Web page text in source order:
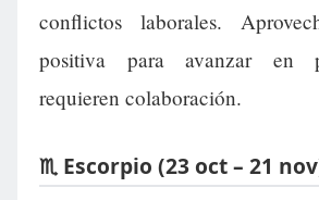
conflictos laborales.
positiva para avanzar en
requieren colaboración.
♏ Escorpio (23 oct – 21